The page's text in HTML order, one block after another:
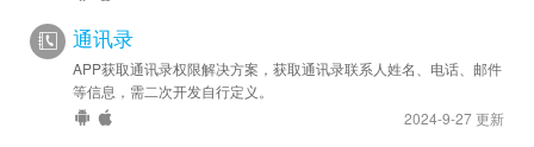
通讯录
APP获取通讯录权限解决方案，获取通讯录联系人姓名、电话、邮件
等信息，需二次开发自行定义。
2024-9-27 更新